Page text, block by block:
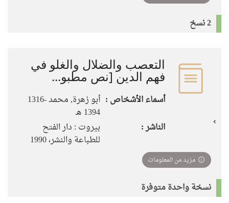
2 نسخ
التعصب والضلال والغلو في
فهم الدين‏ ‏[نص مطبو...
أسماء الأشخاص :
أبو زهرة‏, ‏محمد‏ ‏1316-
1394 هـ‏
الناشر :
بيروت‏ : ‏دار الفتح
للطباعة والنشر‏، ‏1990
مزيد من المعلومات
نسخة واحدة متوفرة